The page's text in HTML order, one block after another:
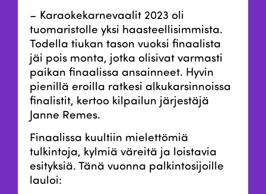
– Karaokekarnevaalit 2023 oli
tuomaristolle yksi haasteellisimmista.
Todella tiukan tason vuoksi finaalista
jäi pois monta, jotka olisivat varmasti
paikan finaalissa ansainneet. Hyvin
pienillä eroilla ratkesi alkukarsinnoissa
finalistit, kertoo kilpailun järjestäjä
Janne Remes.
Finaalissa kuultiin mielettömiä
tulkintoja, kylmiä väreitä ja loistavia
esityksiä. Tänä vuonna palkintosijoille
lauloi: